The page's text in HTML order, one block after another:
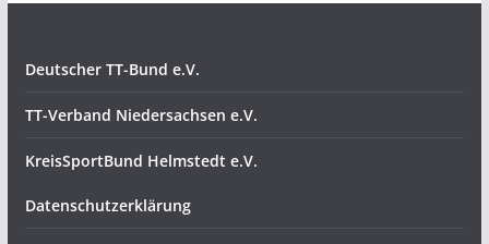
Deutscher TT-Bund e.V.
TT-Verband Niedersachsen e.V.
KreisSportBund Helmstedt e.V.
Datenschutzerklärung